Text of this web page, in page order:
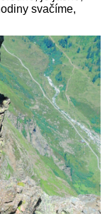
svačíme,